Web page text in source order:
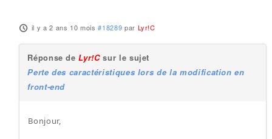
il y a 2 ans 10 mois #18289 par Lyr!C
Réponse deLyr!Csur le sujet
Perte des caractéristiques lors de la modification en
front-end
Bonjour,